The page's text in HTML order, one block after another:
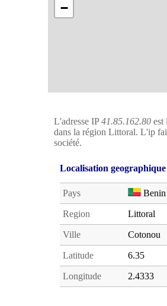
−
L'adresse IP41.85.162.80 est
dans la région Littoral. L'ip
société.
Localisation geographique
Pays Benin
Region Littoral
Ville Cotonou
Latitude 6.35
Longitude 2.4333